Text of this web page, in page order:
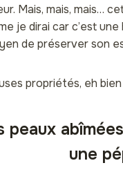
Mais, mais, mais…
je dirai car c’est
de préserver son
propriétés, eh
peaux
une